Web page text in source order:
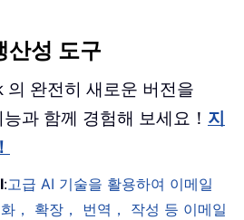
산성 도구
완전히 새로운 버전을
과 함께 경험해 보세요！ 지
:고급 AI 기술을 활용하여 이메일
， 확장， 번역， 작성 등 이메일